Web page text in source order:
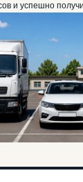
и успешно